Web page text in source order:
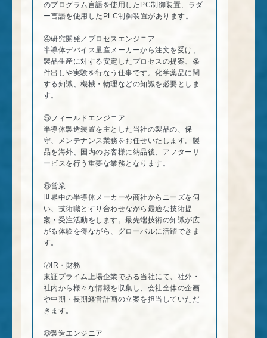
のプログラム言語を使用したPC制御装置、ラダ
ー言語を使用したPLC制御装置があります。
④研究開発／プロセスエンジニア
半導体デバイス量産メーカーから注文を受け、
製品生産に対する安定したプロセスの提案、条
件出しや実験を行なう仕事です。化学薬品に関
する知識、機械・物理などの知識を必要としま
す。
⑤フィールドエンジニア
半導体製造装置を主とした当社の製品の、保
守、メンテナンス業務をお任せいたします。製
品を海外、国内のお客様に納品後、アフターサ
ービスを行う重要な業務となります。
⑥営業
世界中の半導体メーカーや商社からニーズを伺
い、技術職とすり合わせながら最適な技術提
案・受注活動をします。最先端技術の知識が広
がる体験を得ながら、グローバルに活躍できま
す。
⑦IR・財務
東証プライム上場企業である当社にて、社外・
社内から様々な情報を収集し、会社全体の企画
や中期・長期経営計画の立案を担当していただ
きます。
⑧製造エンジニア